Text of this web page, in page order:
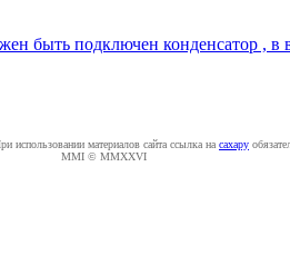
быть подключен конденсатор , в
использовании материалов сайта ссылка на caxapу
MMI © MMXXVI